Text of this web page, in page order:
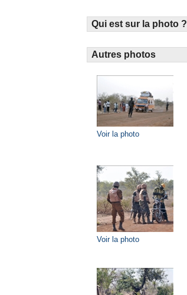
Qui est sur la photo ?
Autres photos
Voir la photo
Voir la photo